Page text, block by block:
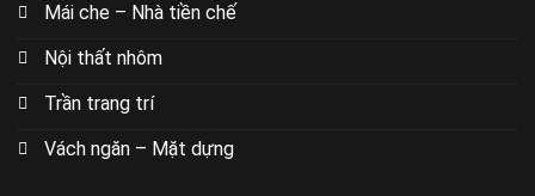
Mái che – Nhà tiền chế
Nội thất nhôm
Trần trang trí
Vách ngăn – Mặt dựng